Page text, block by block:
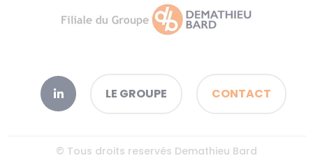
LE GROUPE CONTACT
© Tous droits reservés Demathieu Bard